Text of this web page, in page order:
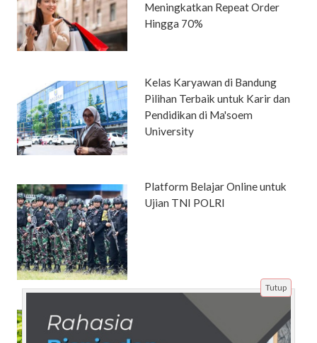
Meningkatkan Repeat Order
Hingga 70%
Kelas Karyawan di Bandung
Pilihan Terbaik untuk Karir dan
Pendidikan di Ma'soem
University
Platform Belajar Online untuk
Ujian TNI POLRI
Empat Makanan Ini
Menyebabkan Asam Urat Tapi
Tutup